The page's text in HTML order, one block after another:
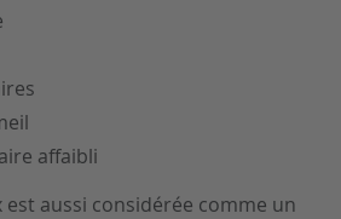
affaibli
est aussi considérée comme un